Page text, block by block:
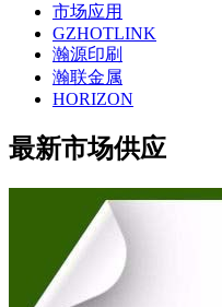
市场应用
GZHOTLINK
瀚源印刷
瀚联金属
HORIZON
最新市场供应